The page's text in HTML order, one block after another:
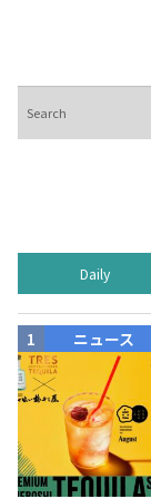
索
Daily
ニュース